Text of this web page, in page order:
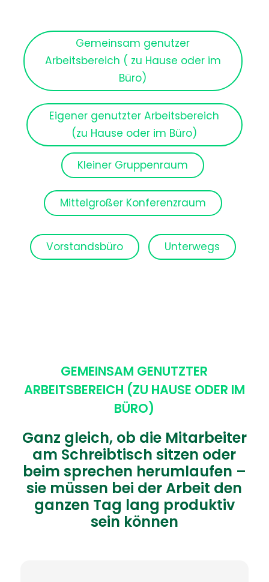
Gemeinsam genutzer
Arbeitsbereich ( zu Hause oder im
Büro)
Eigener genutzter Arbeitsbereich
(zu Hause oder im Büro)
Kleiner Gruppenraum
Mittelgroßer Konferenzraum
Vorstandsbüro Unterwegs
GEMEINSAM GENUTZTER
ARBEITSBEREICH (ZU HAUSE ODER IM
BÜRO)
Ganz gleich, ob die Mitarbeiter
am Schreibtisch sitzen oder
beim sprechen herumlaufen –
sie müssen bei der Arbeit den
ganzen Tag lang produktiv
sein können